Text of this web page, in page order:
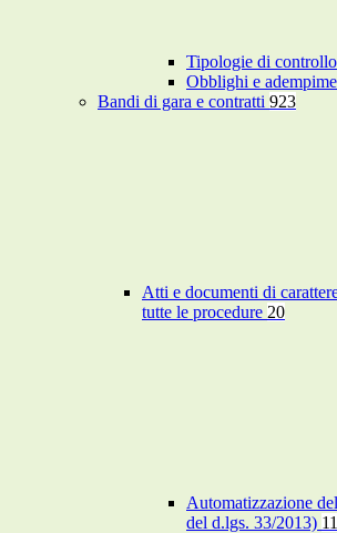
Tipologie di controllo
Obblighi e
Bandi di gara e contratti 923
Atti e documenti di
tutte le procedure 20
Automatizzazione
del d.lgs. 33/2013) 11